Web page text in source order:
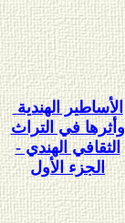
الأساطير الهندية
وأثرها في التراث
الثقافي الهندي -
الجزء الأول